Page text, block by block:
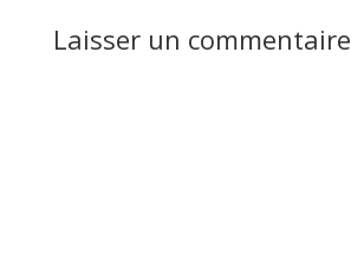
Laisser un commentaire